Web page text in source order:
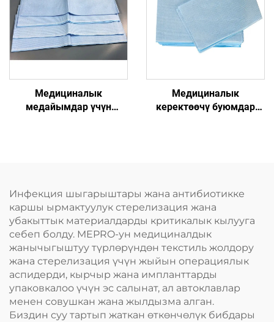
Медициналык
медайымдар үчүн
колдонулуучу жамаачы
Медициналык
керектөөчү буюмдар
Инфекция шыгарыштары жана антибиотикке
каршы ырмактуулук стерелизация жана
убакыттык материалдарды критикалык кылууга
себеп болду. MEPRO-ун медициналдык
жанычыгыштуу түрлөрүндөн текстиль жолдору
жана стерелизация үчүн жыйын операциялык
аспидерди, кырчыр жана импланттарды
упаковкалоо үчүн эс салынат, ал автоклавлар
менен совушкан жана жылдызма алган.
Биздин суу тартып жаткан өткөнчөлүк бибдары